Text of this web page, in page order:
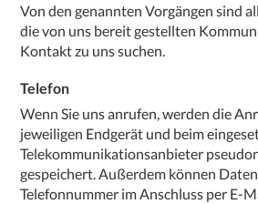
Von den genannten Vorgängen sind
die von uns bereit gestellten
Kontakt zu uns suchen.
Telefon
Wenn Sie uns anrufen, werden die
jeweiligen Endgerät und beim
Telekommunikationsanbieter
gespeichert. Außerdem können
Telefonnummer im Anschluss per E-